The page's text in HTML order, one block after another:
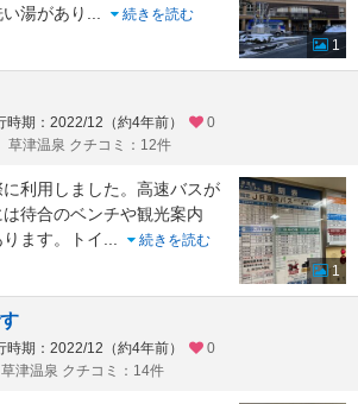
湯があり
続きを読む
1
時期：2022/12（約4年前）
0
草津温泉 クチコミ：12件
利用しました。高速バスが
待合のベンチや観光案内
ます。トイ
続きを読む
1
時期：2022/12（約4年前）
0
草津温泉 クチコミ：14件